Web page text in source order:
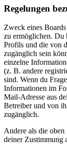
Regelungen
Zweck eines
zu ermöglichen. Du
Profils und die von
zugänglich sein
einzelne
(z. B. andere
sind. Wenn du
Informationen im
Mail-Adresse aus
Betreiber und von
zugänglich.
Andere als die
deiner Zustimmung